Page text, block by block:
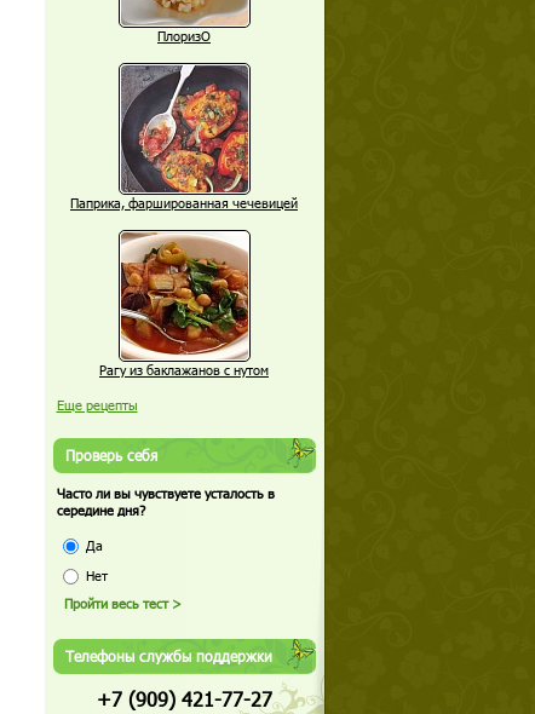
ПлоризО
Паприка, фаршированная чечевицей
Рагу из баклажанов с нутом
Еще рецепты
Проверь себя
Часто ли вы чувствуете усталость в
середине дня?
Да
Нет
Телефоны службы поддержки
+7 (909) 421-77-27